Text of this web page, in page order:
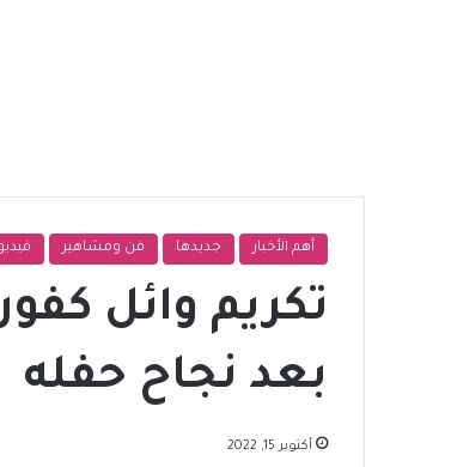
أهم الأخبار جديدها فن ومشاهير
تكريم وائل
بعد نجاح حفله
أكتوبر 15, 2022